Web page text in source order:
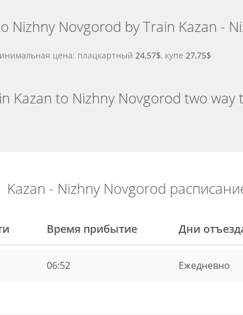
Nizhny Novgorod by Train Kazan -
цена: плацкартный 24,57$, купе 27,75$
Kazan to Nizhny Novgorod two way
Kazan - Nizhny Novgorod
Время прибытие Дни
06:52 Ежедневно